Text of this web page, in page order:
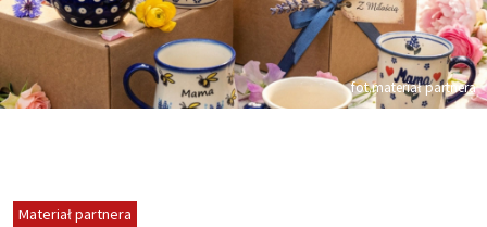
fot.materiał partnera
Materiał partnera